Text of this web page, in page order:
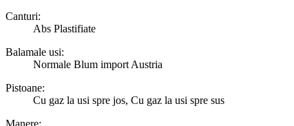
Canturi:
Abs Plastifiate
Balamale usi:
Normale Blum import Austria
Pistoane:
Cu gaz la usi spre jos, Cu gaz la usi spre sus
Manere: